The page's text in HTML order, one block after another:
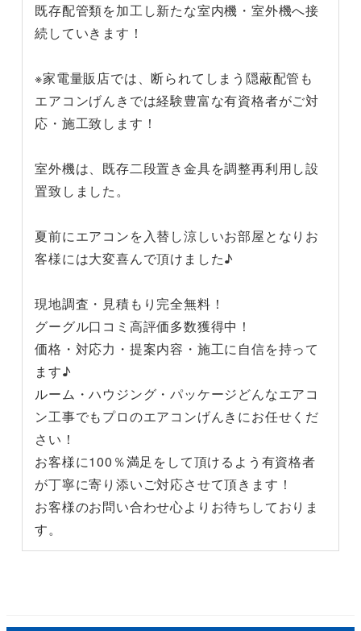
既存配管類を加工し新たな室内機・室外機へ接
続していきます！
※家電量販店では、断られてしまう隠蔽配管も
エアコンげんきでは経験豊富な有資格者がご対
応・施工致します！
室外機は、既存二段置き金具を調整再利用し設
置致しました。
夏前にエアコンを入替し涼しいお部屋となりお
客様には大変喜んで頂けました♪
現地調査・見積もり完全無料！
グーグル口コミ高評価多数獲得中！
価格・対応力・提案内容・施工に自信を持って
ます♪
ルーム・ハウジング・パッケージどんなエアコ
ン工事でもプロのエアコンげんきにお任せくだ
さい！
お客様に100％満足をして頂けるよう有資格者
が丁寧に寄り添いご対応させて頂きます！
お客様のお問い合わせ心よりお待ちしておりま
す。